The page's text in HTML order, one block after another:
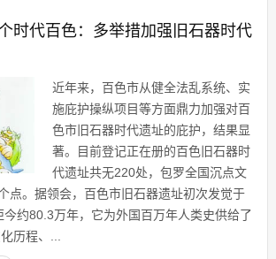
时代百色：多举措加强旧石器时代
近年来，百色市从健全法乱系统、实
施庇护操纵项目等方面鼎力加强对百
色市旧石器时代遗址的庇护，结果显
著。目前登记正在册的百色旧石器时
代遗址共无220处，包罗全国沉点文
点。据领会，百色市旧石器遗址初次发觉于
约80.3万年，它为外国百万年人类史供给了
历程、...